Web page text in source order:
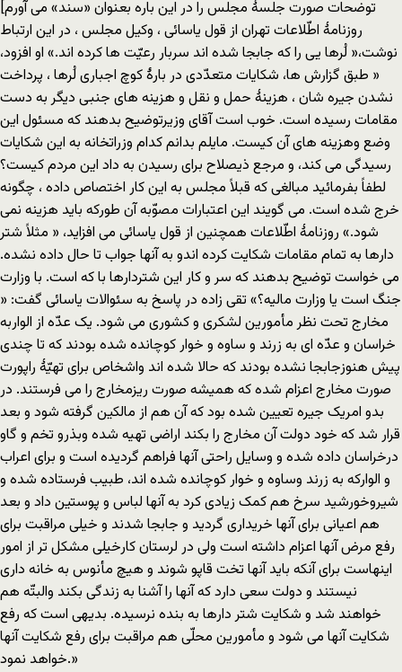
توضحات صورت جلسۀ مجلس را در این باره بعنوان «سند» می آورم]
روزنامۀ اطّلاعات تهران از قول یاسائی ، وکیل مجلس ، در این ارتباط
نوشت،« لُرها یی را که جابجا شده اند سربار رعیّت ها کرده اند.» او افزود،
« طبق گزارش ها، شکایات متعدّدی در بارۀ کوچ اجباری لُرها ، پرداخت
نشدن جیره شان ، هزینۀ حمل و نقل و هزینه های جنبی دیگر به دست
مقامات رسیده است. خوب است آقای وزیرتوضیح بدهند که مسئول این
وضع وهزینه های آن کیست. مایلم بدانم کدام وزراتخانه به این شکایات
رسیدگی می کند، و مرجع ذیصلاح برای رسیدن به داد این مردم کیست؟
لطفاً بفرمائید مبالغی که قبلاً مجلس به این کار اختصاص داده ، چگونه
خرج شده است. می گویند این اعتبارات مصوّبه آن طورکه باید هزینه نمی
شود.» روزنامۀ اطّلاعات همچنین از قول یاسائی می افزاید، « مثلاً شتر
دارها به تمام مقامات شکایت کرده اندو به آنها جواب تا حال داده نشده.
می خواست توضیح بدهند که سر و کار این شتردارها با که است. با وزارت
جنگ است یا وزارت مالیه؟» تقی زاده در پاسخ به سئوالات یاسائی گفت: «
مخارج تحت نظر مأمورین لشکری و کشوری می شود. یک عدّه از الواربه
خراسان و عدّه ای به زرند و ساوه و خوار کوچانده شده بودند که تا چندی
پیش هنوزجابجا نشده بودند که حالا شده اند واشخاص برای تهیّۀ راپورت
صورت مخارج اعزام شده که همیشه صورت ریزمخارج را می فرستند. در
بدو امریک جیره تعیین شده بود که آن هم از مالکین گرفته شود و بعد
قرار شد که خود دولت آن مخارج را بکند اراضی تهیه شده وبذرو تخم و گاو
درخراسان داده شده و وسایل راحتی آنها فراهم گردیده است و برای اعراب
و الوارکه به زرند وساوه و خوار کوچانده شده اند، طبیب فرستاده شده و
شیروخورشید سرخ هم کمک زیادی کرد به آنها لباس و پوستین داد و بعد
هم اعیانی برای آنها خریداری گردید و جابجا شدند و خیلی مراقبت برای
رفع مرض آنها اعزام داشته است ولی در لرستان کارخیلی مشکل تر از امور
اینهاست برای آنکه باید آنها تخت قاپو شوند و هیچ مأنوس به خانه داری
نیستند و دولت سعی دارد که آنها را آشنا به زندگی بکند والبتّه هم
خواهند شد و شکایت شتر دارها به بنده نرسیده. بدیهی است که رفع
شکایت آنها می شود و مأمورین محلّی هم مراقبت برای رفع شکایت آنها
خواهد نمود.»